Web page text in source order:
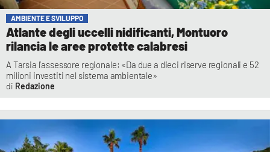
AMBIENTE E SVILUPPO
Atlante degli uccelli nidificanti, Montuoro
rilancia le aree protette calabresi
A Tarsia l’assessore regionale: «Da due a dieci riserve regionali e 52
milioni investiti nel sistema ambientale»
Redazione